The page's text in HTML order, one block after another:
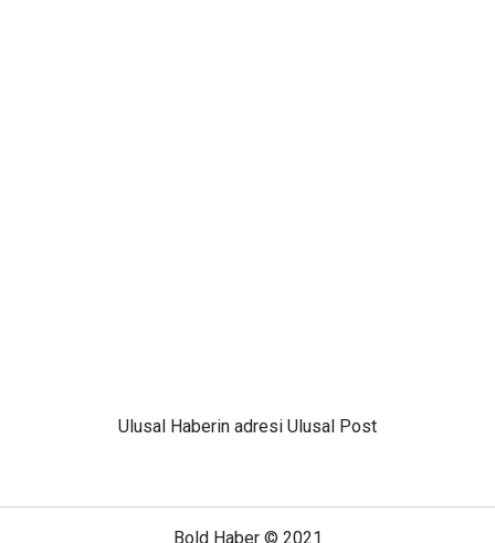
Ulusal Haberin adresi Ulusal Post
Bold Haber © 2021